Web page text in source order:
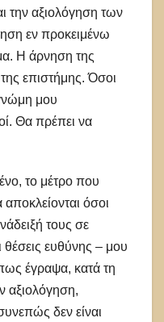
την αξιολόγηση των
εν προκειμένω
Η άρνηση της
επιστήμης. Όσοι
μου
Θα πρέπει να
το μέτρο που
όσοι
τους σε
θέσεις ευθύνης – μου
έγραψα, κατά τη
αξιολόγηση,
δεν είναι